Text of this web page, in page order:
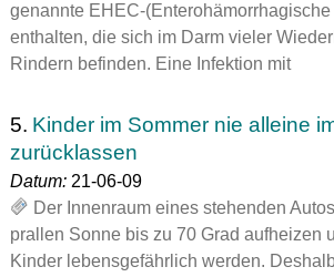
genannte EHEC-
enthalten, die sich im Darm vieler
Rindern befinden. Eine Infektion mit
5. Kinder im Sommer nie alleine
zurücklassen
Datum:21-06-09
Der Innenraum eines stehenden
prallen Sonne bis zu 70 Grad aufheizen
Kinder lebensgefährlich werden.